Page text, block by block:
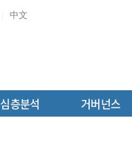
中文
심층분석 거버넌스